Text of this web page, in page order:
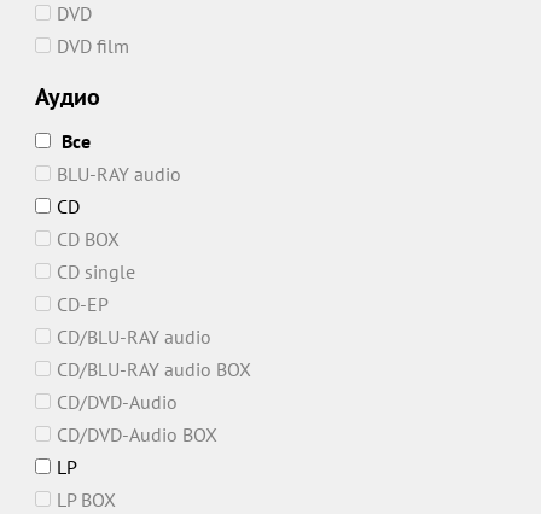
DVD
DVD film
Аудио
Все
BLU-RAY audio
CD
CD BOX
CD single
CD-EP
CD/BLU-RAY audio
CD/BLU-RAY audio BOX
CD/DVD-Audio
CD/DVD-Audio BOX
LP
LP BOX